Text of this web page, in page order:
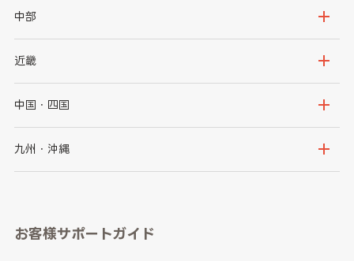
岩手県
秋田県
茨城県
群馬県
千葉県
中部
新潟県
石川県
山梨県
愛知県
近畿
大阪府
京都府
和歌山県
中国・四国
鳥取県
山口県
九州・沖縄
長崎県
お客様サポートガイド